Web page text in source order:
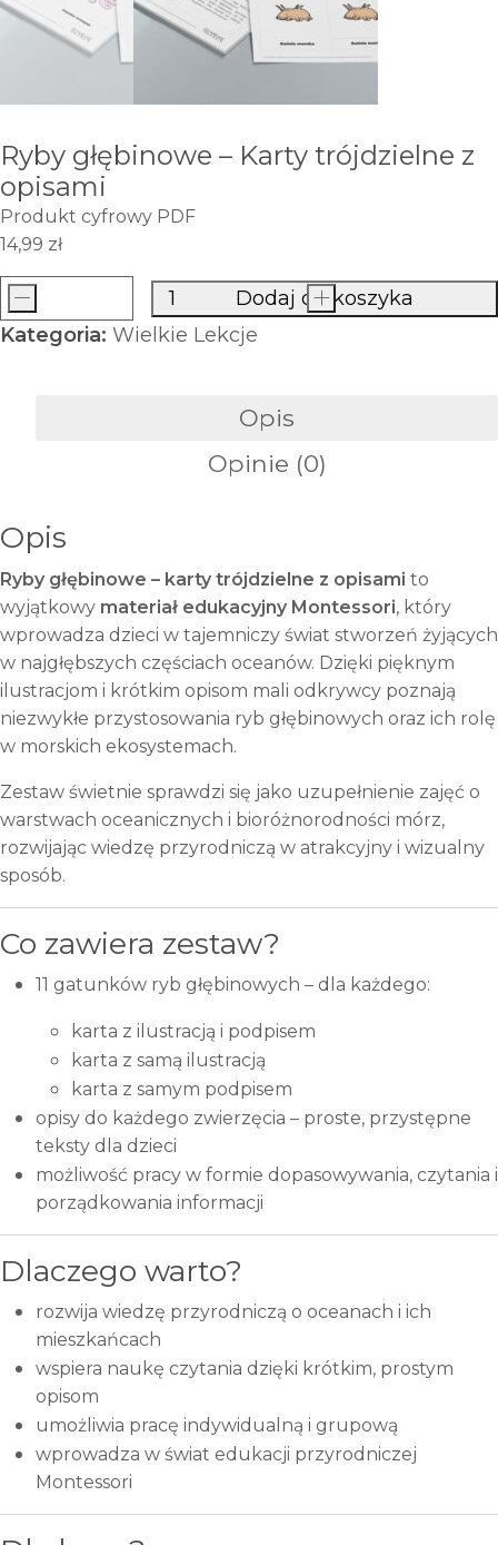
Ryby głębinowe – Karty trójdzielne z
opisami
Produkt cyfrowy PDF
14,99 zł
ilość
Ryby
opisami
- +
Dodaj do koszyka
Kategoria: Wielkie Lekcje
Opis
Opinie (0)
Opis
Ryby głębinowe – karty trójdzielne z opisami to
wyjątkowy materiał edukacyjny Montessori, który
wprowadza dzieci w tajemniczy świat stworzeń żyjących
w najgłębszych częściach oceanów. Dzięki pięknym
ilustracjom i krótkim opisom mali odkrywcy poznają
niezwykłe przystosowania ryb głębinowych oraz ich rolę
w morskich ekosystemach.
Zestaw świetnie sprawdzi się jako uzupełnienie zajęć o
warstwach oceanicznych i bioróżnorodności mórz,
rozwijając wiedzę przyrodniczą w atrakcyjny i wizualny
sposób.
Co zawiera zestaw?
11 gatunków ryb głębinowych – dla każdego:
karta z ilustracją i podpisem
karta z samą ilustracją
karta z samym podpisem
opisy do każdego zwierzęcia – proste, przystępne
teksty dla dzieci
możliwość pracy w formie dopasowywania, czytania i
porządkowania informacji
Dlaczego warto?
rozwija wiedzę przyrodniczą o oceanach i ich
mieszkańcach
wspiera naukę czytania dzięki krótkim, prostym
opisom
umożliwia pracę indywidualną i grupową
wprowadza w świat edukacji przyrodniczej
Montessori